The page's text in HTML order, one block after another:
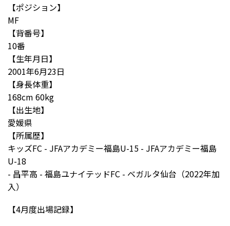
【ポジション】
MF
【背番号】
10番
【生年月日】
2001年6月23日
【身長体重】
168cm 60kg
【出生地】
愛媛県
【所属歴】
キッズFC - JFAアカデミー福島U-15 - JFAアカデミー福島
U-18
- 昌平高 - 福島ユナイテッドFC - ベガルタ仙台（2022年加
入）
【4月度出場記録】